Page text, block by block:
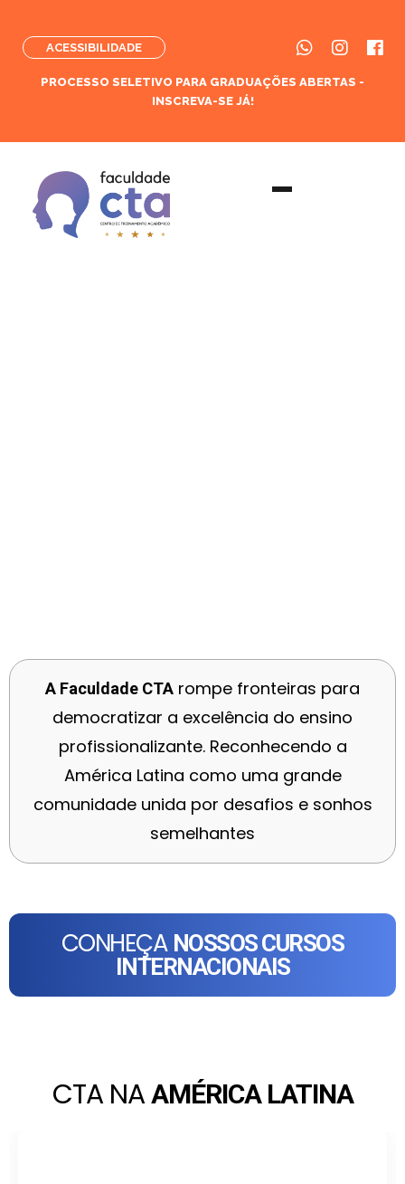
ACESSIBILIDADE
PROCESSO SELETIVO PARA GRADUAÇÕES ABERTAS -
INSCREVA-SE JÁ!
A Faculdade CTA rompe fronteiras para
democratizar a excelência do ensino
profissionalizante. Reconhecendo a
América Latina como uma grande
comunidade unida por desafios e sonhos
semelhantes
CONHEÇA NOSSOS CURSOS
INTERNACIONAIS
CTA NA AMÉRICA LATINA